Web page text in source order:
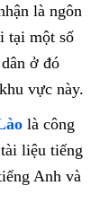
là ngôn
tại một số
ở đó
vực này.
là công
liệu tiếng
Anh và